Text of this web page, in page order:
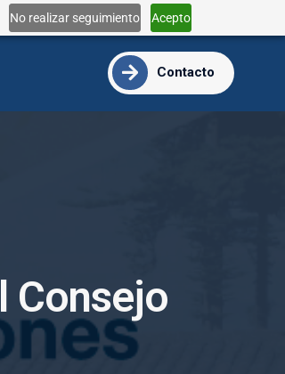
No realizar seguimiento Acepto
Lun - Vie 9:00 - 18:00 info@ide.edu.ec
Contacto
l Consejo